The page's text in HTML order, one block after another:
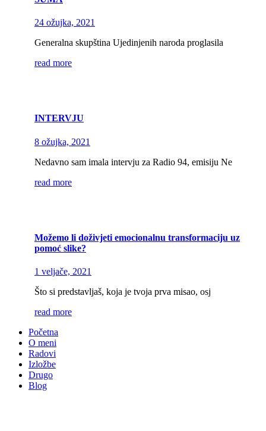
24 ožujka, 2021
Generalna skupština Ujedinjenih naroda proglasila
read more
INTERVJU
8 ožujka, 2021
Nedavno sam imala intervju za Radio 94, emisiju Ne
read more
Možemo li doživjeti emocionalnu transformaciju uz
pomoć slike?
1 veljače, 2021
Što si predstavljaš, koja je tvoja prva misao, osj
read more
Početna
O meni
Radovi
Izložbe
Drugo
Blog